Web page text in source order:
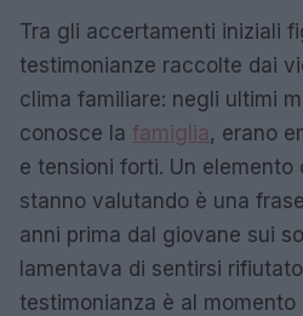
Tra gli accertamenti iniziali
testimonianze raccolte dai
clima familiare: negli ultimi
conosce la famiglia, erano
e tensioni forti. Un
stanno valutando è una
anni prima dal giovane sui
lamentava di sentirsi
testimonianza è al